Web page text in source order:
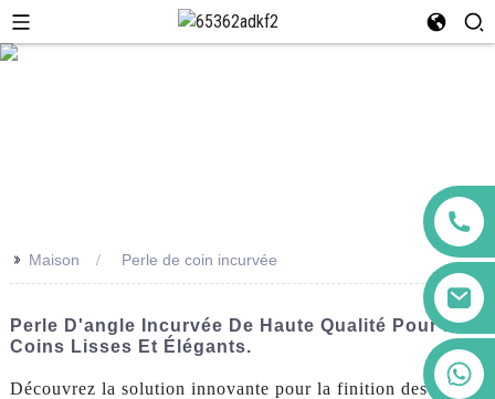
>> Maison Perle de coin incurvée
Perle D'angle Incurvée De Haute Qualité Pour Des
Coins Lisses Et Élégants.
Découvrez la solution innovante pour la finition des bords